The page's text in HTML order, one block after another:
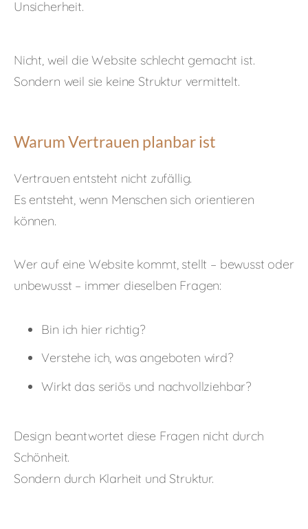
Unsicherheit.
Nicht, weil die Website schlecht gemacht ist.
Sondern weil sie keine Struktur vermittelt.
Warum Vertrauen planbar ist
Vertrauen entsteht nicht zufällig.
Es entsteht, wenn Menschen sich orientieren
können.
Wer auf eine Website kommt, stellt – bewusst oder
unbewusst – immer dieselben Fragen:
Bin ich hier richtig?
Verstehe ich, was angeboten wird?
Wirkt das seriös und nachvollziehbar?
Design beantwortet diese Fragen nicht durch
Schönheit.
Sondern durch Klarheit und Struktur.